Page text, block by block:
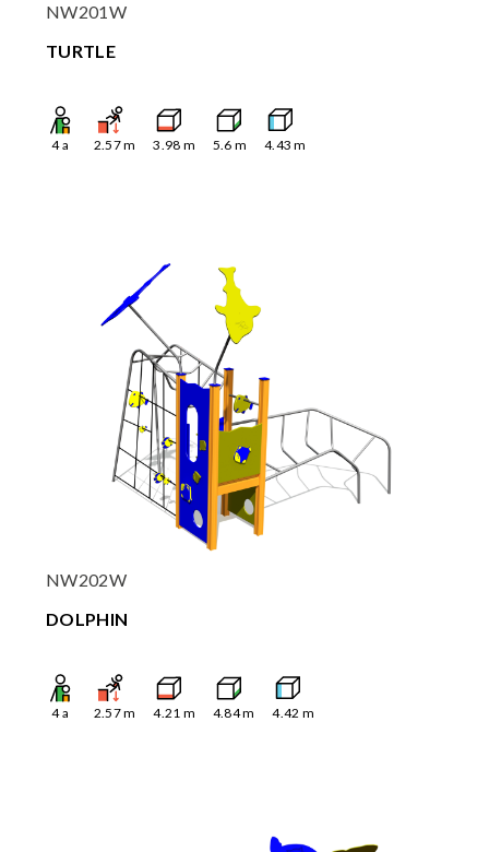
NW201W
TURTLE
4a 2.57m 3.98 m 5.6 m 4.43 m
NW202W
DOLPHIN
4a 2.57m 4.21 m 4.84m 4.42 m